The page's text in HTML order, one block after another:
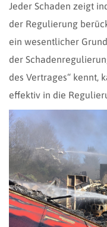
Jeder Schaden zeigt
der Regulierung
ein wesentlicher
der
des Vertrages“ kennt,
effektiv in die